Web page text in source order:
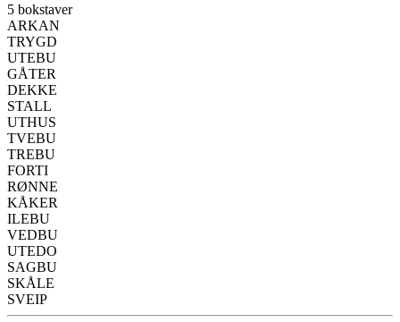
5 bokstaver
ARKAN
TRYGD
UTEBU
GÅTER
DEKKE
STALL
UTHUS
TVEBU
TREBU
FORTI
RØNNE
KÅKER
ILEBU
VEDBU
UTEDO
SAGBU
SKÅLE
SVEIP